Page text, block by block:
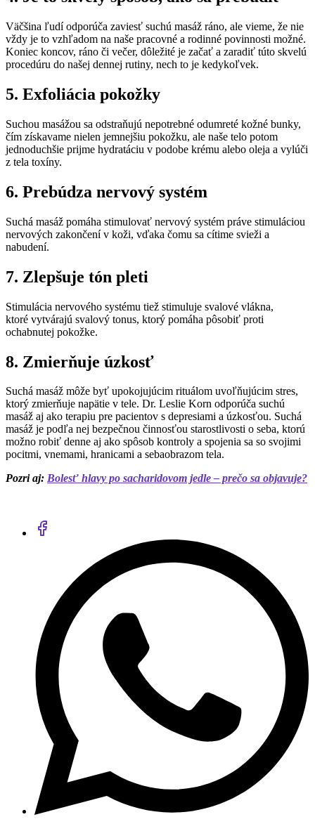
Väčšina ľudí odporúča zaviesť suchú masáž ráno, ale vieme, že nie
vždy je to vzhľadom na naše pracovné a rodinné povinnosti možné.
Koniec koncov, ráno či večer, dôležité je začať a zaradiť túto skvelú
procedúru do našej dennej rutiny, nech to je kedykoľvek.
5. Exfoliácia pokožky
Suchou masážou sa odstraňujú nepotrebné odumreté kožné bunky,
čím získavame nielen jemnejšiu pokožku, ale naše telo potom
jednoduchšie prijme hydratáciu v podobe krému alebo oleja a vylúči
z tela toxíny.
6. Prebúdza nervový systém
Suchá masáž pomáha stimulovať nervový systém práve stimuláciou
nervových zakončení v koži, vďaka čomu sa cítime svieži a
nabudení.
7. Zlepšuje tón pleti
Stimulácia nervového systému tiež stimuluje svalové vlákna,
ktoré vytvárajú svalový tonus, ktorý pomáha pôsobiť proti
ochabnutej pokožke.
8. Zmierňuje úzkosť
Suchá masáž môže byť upokojujúcim rituálom uvoľňujúcim stres,
ktorý zmierňuje napätie v tele. Dr. Leslie Korn odporúča suchú
masáž aj ako terapiu pre pacientov s depresiami a úzkosťou. Suchá
masáž je podľa nej bezpečnou činnosťou starostlivosti o seba, ktorú
možno robiť denne aj ako spôsob kontroly a spojenia sa so svojimi
pocitmi, vnemami, hranicami a sebaobrazom tela.
Pozri aj: Bolesť hlavy po sacharidovom jedle – prečo sa objavuje?